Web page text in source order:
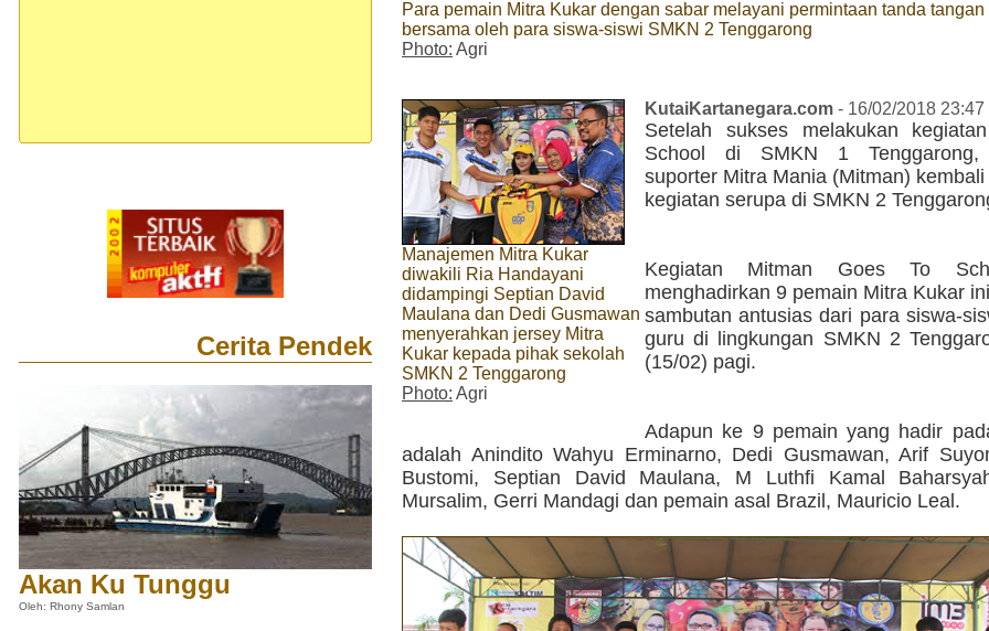
Cerita Pendek
Akan Ku Tunggu
Oleh: Rhony Samlan
Para pemain Mitra Kukar dengan sabar melayani permintaan tanda tangan
bersama oleh para siswa-siswi SMKN 2 Tenggarong
Photo: Agri
Manajemen Mitra Kukar
diwakili Ria Handayani
didampingi Septian David
Maulana dan Dedi Gusmawan
menyerahkan jersey Mitra
Kukar kepada pihak sekolah
SMKN 2 Tenggarong
Photo: Agri
KutaiKartanegara.com - 16/02/2018 23:47
Setelah sukses melakukan
School di SMKN 1 Tenggarong,
suporter Mitra Mania (Mitman)
kegiatan serupa di SMKN 2
Kegiatan Mitman Goes To
menghadirkan 9 pemain Mitra Kukar
sambutan antusias dari para siswa-
guru di lingkungan SMKN 2
(15/02) pagi.
Adapun ke 9 pemain yang hadir
adalah Anindito Wahyu Erminarno, Dedi Gusmawan, Arif
Bustomi, Septian David Maulana, M Luthfi Kamal
Mursalim, Gerri Mandagi dan pemain asal Brazil, Mauricio Leal.